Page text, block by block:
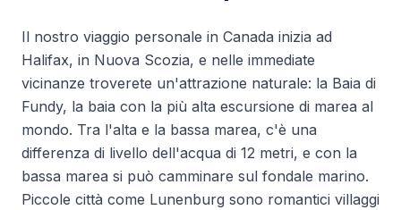
Il nostro viaggio personale in Canada inizia ad
Halifax, in Nuova Scozia, e nelle immediate
vicinanze troverete un'attrazione naturale: la Baia di
Fundy, la baia con la più alta escursione di marea al
mondo. Tra l'alta e la bassa marea, c'è una
differenza di livello dell'acqua di 12 metri, e con la
bassa marea si può camminare sul fondale marino.
Piccole città come Lunenburg sono romantici villaggi